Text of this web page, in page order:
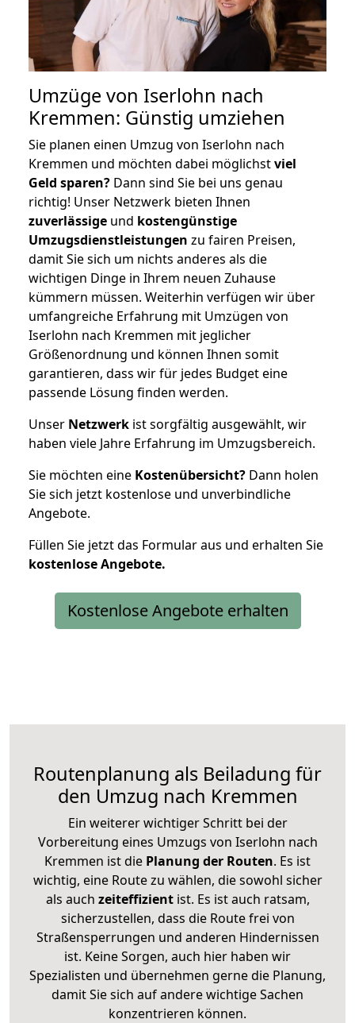
Umzüge von Iserlohn nach
Kremmen: Günstig umziehen
Sie planen einen Umzug von Iserlohn nach
Kremmen und möchten dabei möglichstviel
Geld sparen? Dann sind Sie bei uns genau
richtig! Unser Netzwerk bieten Ihnen
zuverlässige und kostengünstige
Umzugsdienstleistungen zu fairen Preisen,
damit Sie sich um nichts anderes als die
wichtigen Dinge in Ihrem neuen Zuhause
kümmern müssen. Weiterhin verfügen wir über
umfangreiche Erfahrung mit Umzügen von
Iserlohn nach Kremmen mit jeglicher
Größenordnung und können Ihnen somit
garantieren, dass wir für jedes Budget eine
passende Lösung finden werden.
Unser Netzwerk ist sorgfältig ausgewählt, wir
haben viele Jahre Erfahrung im Umzugsbereich.
Sie möchten eine Kostenübersicht? Dann holen
Sie sich jetzt kostenlose und unverbindliche
Angebote.
Füllen Sie jetzt das Formular aus und erhalten Sie
kostenloseAngebote.
Kostenlose Angebote erhalten
Routenplanung als Beiladung für
den Umzug nach Kremmen
Ein weiterer wichtiger Schritt bei der
Vorbereitung eines Umzugs von Iserlohn nach
Kremmen ist die Planung der Routen. Es ist
wichtig, eine Route zu wählen, die sowohl sicher
als auch zeiteffizientist. Es ist auch ratsam,
sicherzustellen, dass die Route frei von
Straßensperrungen und anderen Hindernissen
ist. Keine Sorgen, auch hier haben wir
Spezialisten und übernehmen gerne die Planung,
damit Sie sich auf andere wichtige Sachen
konzentrieren können.